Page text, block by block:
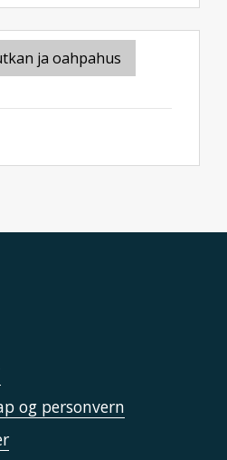
ja oahpahus
og personvern